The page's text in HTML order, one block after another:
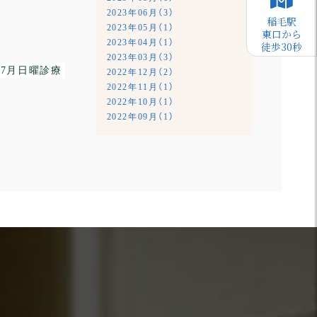
月日曜診療
2023年06月（3）
2023年05月（1）
2023年04月（1）
2023年03月（3）
2022年12月（2）
2022年11月（1）
2022年10月（1）
2022年09月（1）
稲毛駅
東口から
徒歩30秒